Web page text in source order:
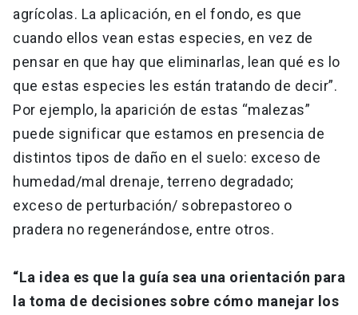
agrícolas. La aplicación, en el fondo, es que
cuando ellos vean estas especies, en vez de
pensar en que hay que eliminarlas, lean qué es lo
que estas especies les están tratando de decir”.
Por ejemplo, la aparición de estas “malezas”
puede significar que estamos en presencia de
distintos tipos de daño en el suelo: exceso de
humedad/mal drenaje, terreno degradado;
exceso de perturbación/ sobrepastoreo o
pradera no regenerándose, entre otros.
“La idea es que la guía sea una orientación para
la toma de decisiones sobre cómo manejar los